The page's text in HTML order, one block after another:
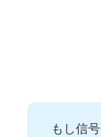
もし信